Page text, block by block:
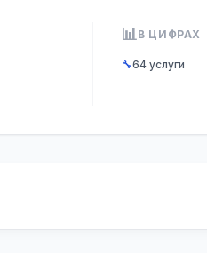
📊В ЦИФРАХ
🔧64 услуги